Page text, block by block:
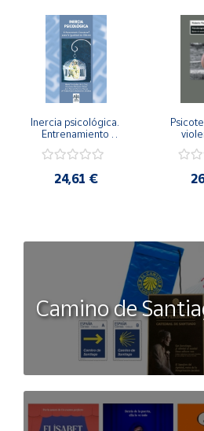
Inercia psicológica.
Entrenamiento
Igualdad de Género.
24,61 €
Camino de